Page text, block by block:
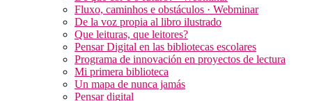
Fluxo, caminhos e obstáculos · Webminar
De la voz propia al libro ilustrado
Que leituras, que leitores?
Pensar Digital en las bibliotecas escolares
Programa de innovación en proyectos de lectura
Mi primera biblioteca
Un mapa de nunca jamás
Pensar digital